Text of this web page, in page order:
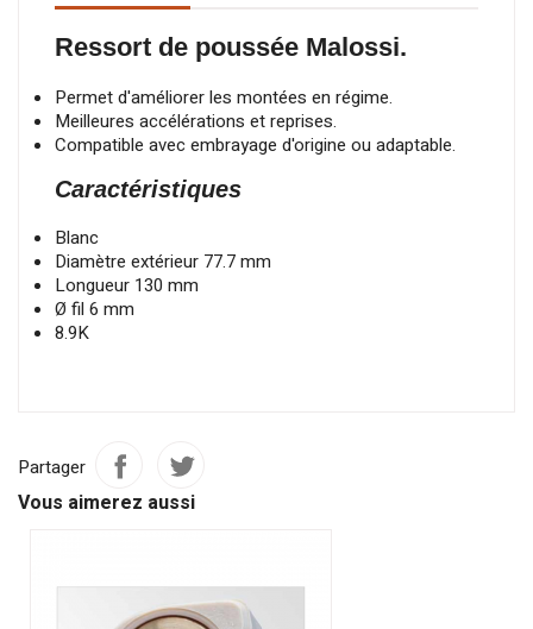
Ressort de poussée Malossi.
Permet d'améliorer les montées en régime.
Meilleures accélérations et reprises.
Compatible avec embrayage d'origine ou adaptable.
Caractéristiques
Blanc
Diamètre extérieur 77.7 mm
Longueur 130 mm
Ø fil 6 mm
8.9K
Partager
Vous aimerez aussi